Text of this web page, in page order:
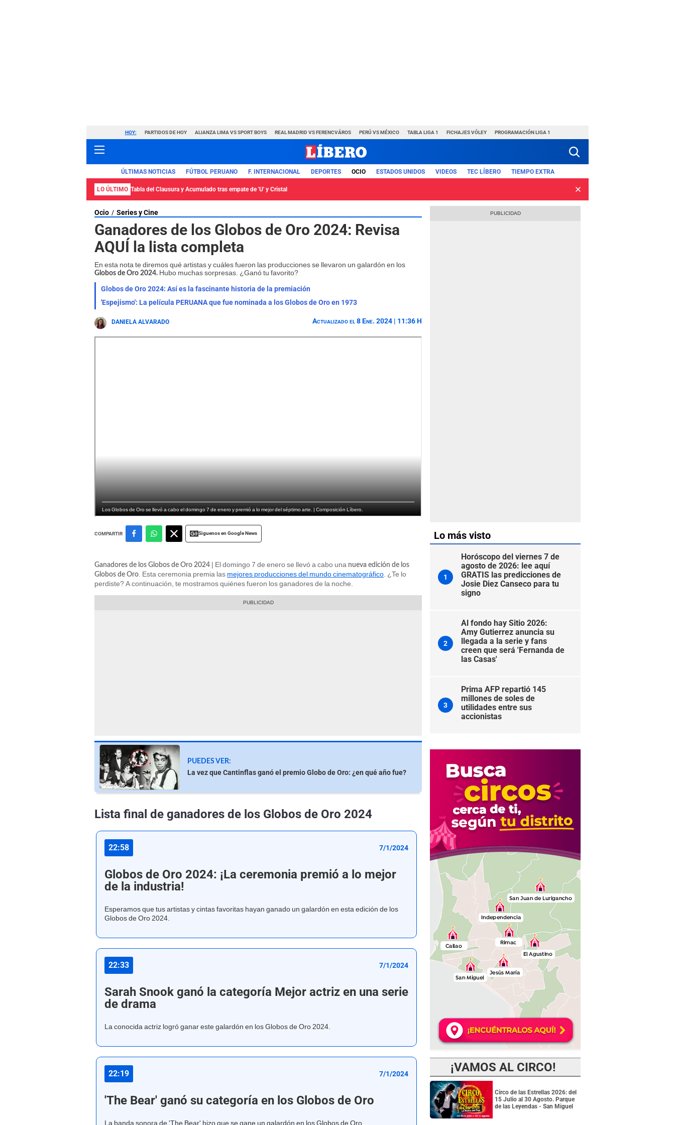
HOY: PARTIDOS DE HOY ALIANZA LIMA VS SPORT BOYS REAL MADRID VS FERENCVÁROS PERÚ VS MÉXICO TABLA LIGA 1 FICHAJES VÓLEY PROGRAMACIÓN LIGA 1
ÚLTIMAS NOTICIAS FÚTBOL PERUANO F. INTERNACIONAL DEPORTES OCIO ESTADOS UNIDOS VIDEOS TEC LÍBERO TIEMPO EXTRA
LO ÚLTIMO Tabla del Clausura y Acumulado tras empate de 'U' y Cristal
Ocio Series y Cine
Ganadores de los Globos de Oro 2024: Revisa
AQUÍ la lista completa
En esta nota te diremos qué artistas y cuáles fueron las producciones se llevaron un galardón en los
Globos de Oro 2024. Hubo muchas sorpresas. ¿Ganó tu favorito?
Globos de Oro 2024: Así es la fascinante historia de la premiación
'Espejismo': La película PERUANA que fue nominada a los Globos de Oro en 1973
DANIELA ALVARADO Actualizado el 8 Ene. 2024 | 11:36 H
Los Globos de Oro se llevó a cabo el domingo 7 de enero y premió a lo mejor del séptimo arte. | Composición Líbero.
COMPARTIR Siguenos en Google News
Ganadores de los Globos de Oro 2024 | El domingo 7 de enero se llevó a cabo una nueva edición de los
Globos de Oro . Esta ceremonia premia las mejores producciones del mundo cinematográfico . ¿Te lo
perdiste? A continuación, te mostramos quiénes fueron los ganadores de la noche.
PUEDES VER:
La vez que Cantinflas ganó el premio Globo de Oro: ¿en qué año fue?
Lista final de ganadores de los Globos de Oro 2024
22:58 7/1/2024
Globos de Oro 2024: ¡La ceremonia premió a lo mejor
de la industria!
Esperamos que tus artistas y cintas favoritas hayan ganado un galardón en esta edición de los
Globos de Oro 2024.
22:33 7/1/2024
Sarah Snook ganó la categoría Mejor actriz en una serie
de drama
La conocida actriz logró ganar este galardón en los Globos de Oro 2024.
22:19 7/1/2024
'The Bear' ganó su categoría en los Globos de Oro
La banda sonora de 'The Bear' hizo que se gane un galardón en los Globos de Oro.
Lo más visto
1
Horóscopo del viernes 7 de
agosto de 2026: lee aquí
GRATIS las predicciones de
Josie Diez Canseco para tu
signo
2
Al fondo hay Sitio 2026:
Amy Gutierrez anuncia su
llegada a la serie y fans
creen que será 'Fernanda de
las Casas'
3
Prima AFP repartió 145
millones de soles de
utilidades entre sus
accionistas
¡VAMOS AL CIRCO!
Circo de las Estrellas 2026: del
15 Julio al 30 Agosto. Parque
de las Leyendas - San Miguel